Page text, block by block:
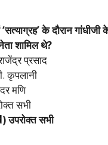
‘सत्याग्रह’ के दौरान
शामिल थे?
प्रसाद
कृपलानी
मणि
सभी
उपरोक्त सभी